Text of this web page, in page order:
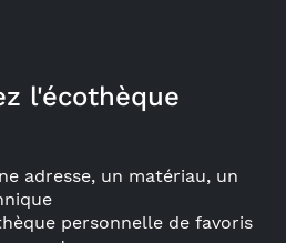
l'écothèque
adresse, un matériau, un
personnelle de favoris